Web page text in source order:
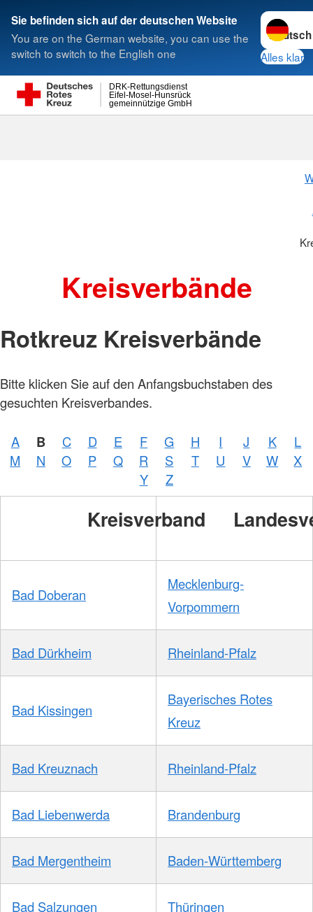
Sie befinden sich auf der deutschen Website
You are on the German website, you can use the
switch to switch to the English one
Sprache
Alles klar
gemeinnützige GmbH
Eifel-Mosel-Hunsrück
DRK-Rettungsdienst
Suche
Kreisverbände
Rotkreuz Kreisverbände
Bitte klicken Sie auf den Anfangsbuchstaben des
gesuchten Kreisverbandes.
A B C D E F G H I J K
L
M
N O P Q R S T U V W
X
Y
Z
Kreisverband
Bad Doberan
Mecklenburg-
Vorpommern
Bad Dürkheim Rheinland-Pfalz
Bad Kissingen
Bayerisches Rotes
Kreuz
Bad Kreuznach Rheinland-Pfalz
Bad Liebenwerda Brandenburg
Bad Mergentheim Baden-Württemberg
Bad Salzungen Thüringen